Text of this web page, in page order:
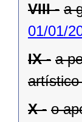
VIII - a
01/01/
IX - a
artístico
X - o